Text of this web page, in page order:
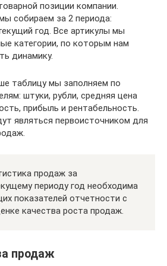
позиции компании.
собираем за 2 периода:
год. Все артикулы мы
категории, по которым нам
динамику.
таблицу мы заполняем по
штуки, рубли, средняя цена
прибыль и рентабельность.
являться первоисточником для
продаж за
периоду год необходима
показателей отчетности с
качества роста продаж.
продаж